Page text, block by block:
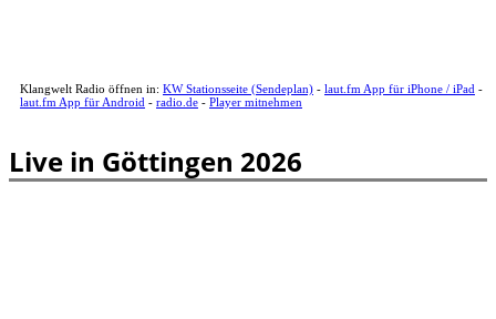
Klangwelt Radio öffnen in: KW Stationsseite (Sendeplan) - laut.fm App für iPhone / iPad -
laut.fm App für Android - radio.de - Player mitnehmen
Live in Göttingen 2026